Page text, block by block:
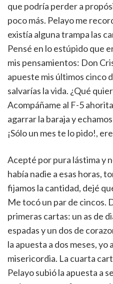
que podría perder a
poco más. Pelayo me
existía alguna trampa las
Pensé en lo estúpido que
mis pensamientos: Don
apueste mis últimos cinco
salvarías la vida. ¿Qué
Acompáñame al F-5
agarrar la baraja y
¡Sólo un mes te lo pido!,
Acepté por pura lástima y
había nadie a esas horas,
fijamos la cantidad, dejé
Me tocó un par de cincos.
primeras cartas: un as de
espadas y un dos de
la apuesta a dos meses,
misericordia. La cuarta
Pelayo subió la apuesta a